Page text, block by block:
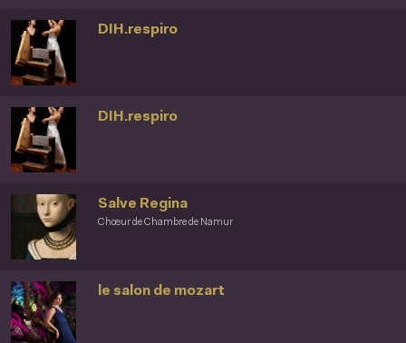
DIH.respiro
DIH.respiro
Chœur de Chambre de Namur
Salve Regina
le salon de mozart